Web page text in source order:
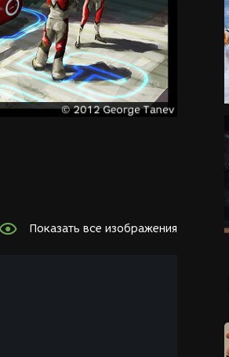
Показать все изображения